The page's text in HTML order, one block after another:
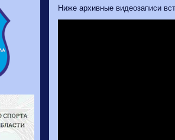
Ниже архивные видеозаписи